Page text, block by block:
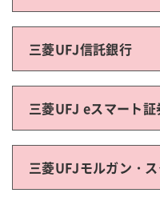
三菱UFJ信託銀行
三菱UFJ eスマート証
三菱UFJモルガン・